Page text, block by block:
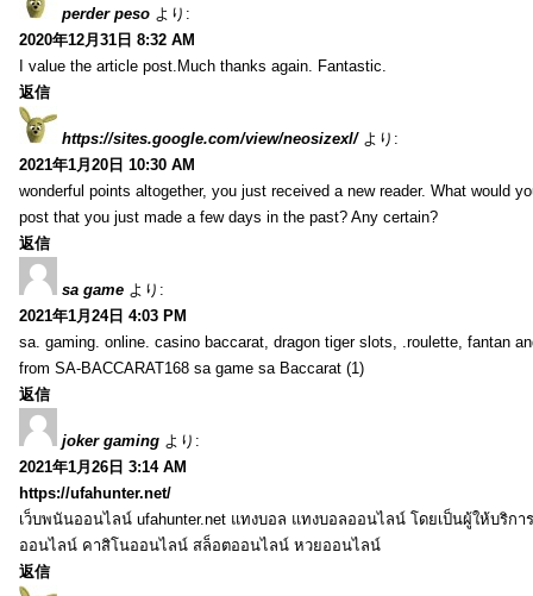
perder peso より:
2020年12月31日 8:32 AM
I value the article post.Much thanks again. Fantastic.
返信
https://sites.google.com/view/neosizexl/ より:
2021年1月20日 10:30 AM
wonderful points altogether, you just received a new reader. What would
post that you just made a few days in the past? Any certain?
返信
sa game より:
2021年1月24日 4:03 PM
sa. gaming. online. casino baccarat, dragon tiger slots, .roulette, fantan
from SA-BACCARAT168 sa game sa Baccarat (1)
返信
joker gaming より:
2021年1月26日 3:14 AM
https://ufahunter.net/
เว็บพนันออนไลน์ ufahunter.net แทงบอล แทงบอลออนไลน์ โดยเป็นผู้ให้บริกา
ออนไลน์ คาสิโนออนไลน์ สล็อตออนไลน์ หวยออนไลน์
返信